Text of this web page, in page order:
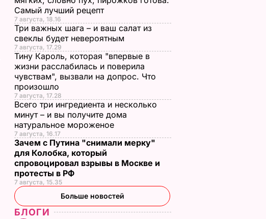
Самый лучший рецепт
7 августа, 18.16
Три важных шага – и ваш салат из
свеклы будет невероятным
7 августа, 17.29
Тину Кароль, которая "впервые в
жизни расслабилась и поверила
чувствам", вызвали на допрос. Что
произошло
7 августа, 17.28
Всего три ингредиента и несколько
минут – и вы получите дома
натуральное мороженое
7 августа, 16.17
Зачем с Путина "снимали мерку"
для Колобка, который
спровоцировал взрывы в Москве и
протесты в РФ
7 августа, 15.35
Больше новостей
БЛОГИ